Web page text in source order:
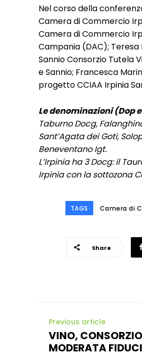
Nel corso della
Camera di Commercio
Camera di Commercio
Campania (DAC); Teresa
Sannio Consorzio Tutela
e Sannio; Francesca
progetto CCIAA Irpinia
Le denominazioni (Dop
Taburno Docg,
Sant’Agata dei Goti,
Beneventano Igt.
L’Irpinia ha 3 Docg: il
Irpinia con la sottozona
TAGS Camera di
Share
Previous article
VINO,
MODERATA